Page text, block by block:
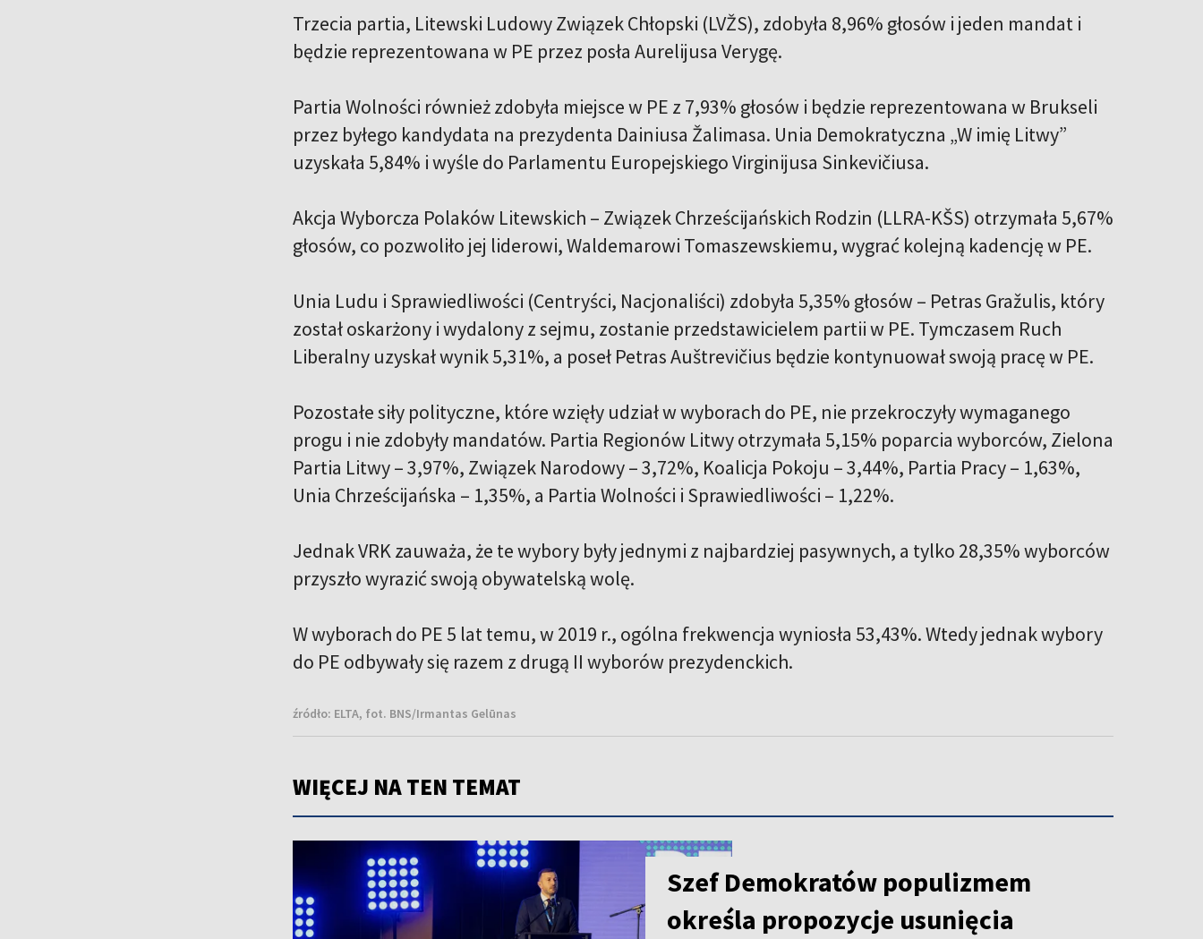
Trzecia partia, Litewski Ludowy Związek Chłopski (LVŽS), zdobyła 8,96% głosów i jeden mandat i
będzie reprezentowana w PE przez posła Aurelijusa Verygę.
Partia Wolności również zdobyła miejsce w PE z 7,93% głosów i będzie reprezentowana w Brukseli
przez byłego kandydata na prezydenta Dainiusa Žalimasa. Unia Demokratyczna „W imię Litwy”
uzyskała 5,84% i wyśle do Parlamentu Europejskiego Virginijusa Sinkevičiusa.
Akcja Wyborcza Polaków Litewskich – Związek Chrześcijańskich Rodzin (LLRA-KŠS) otrzymała 5,67%
głosów, co pozwoliło jej liderowi, Waldemarowi Tomaszewskiemu, wygrać kolejną kadencję w PE.
Unia Ludu i Sprawiedliwości (Centryści, Nacjonaliści) zdobyła 5,35% głosów – Petras Gražulis, który
został oskarżony i wydalony z sejmu, zostanie przedstawicielem partii w PE. Tymczasem Ruch
Liberalny uzyskał wynik 5,31%, a poseł Petras Auštrevičius będzie kontynuował swoją pracę w PE.
Pozostałe siły polityczne, które wzięły udział w wyborach do PE, nie przekroczyły wymaganego
progu i nie zdobyły mandatów. Partia Regionów Litwy otrzymała 5,15% poparcia wyborców, Zielona
Partia Litwy – 3,97%, Związek Narodowy – 3,72%, Koalicja Pokoju – 3,44%, Partia Pracy – 1,63%,
Unia Chrześcijańska – 1,35%, a Partia Wolności i Sprawiedliwości – 1,22%.
Jednak VRK zauważa, że te wybory były jednymi z najbardziej pasywnych, a tylko 28,35% wyborców
przyszło wyrazić swoją obywatelską wolę.
W wyborach do PE 5 lat temu, w 2019 r., ogólna frekwencja wyniosła 53,43%. Wtedy jednak wybory
do PE odbywały się razem z drugą II wyborów prezydenckich.
źródło: ELTA, fot. BNS/Irmantas Gelūnas
WIĘCEJ NA TEN TEMAT
Szef Demokratów populizmem
określa propozycje usunięcia